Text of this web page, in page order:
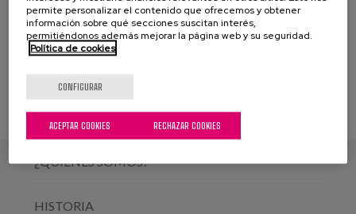
¿QUIÉNES SOMOS?
HISTORIA
permite personalizar el contenido que ofrecemos y obtener
información sobre qué secciones suscitan interés,
permitiéndonos además mejorar la página web y su seguridad.
Política de cookies
CONFIGURAR
RECHAZAR COOKIES
ACEPTAR COOKIES